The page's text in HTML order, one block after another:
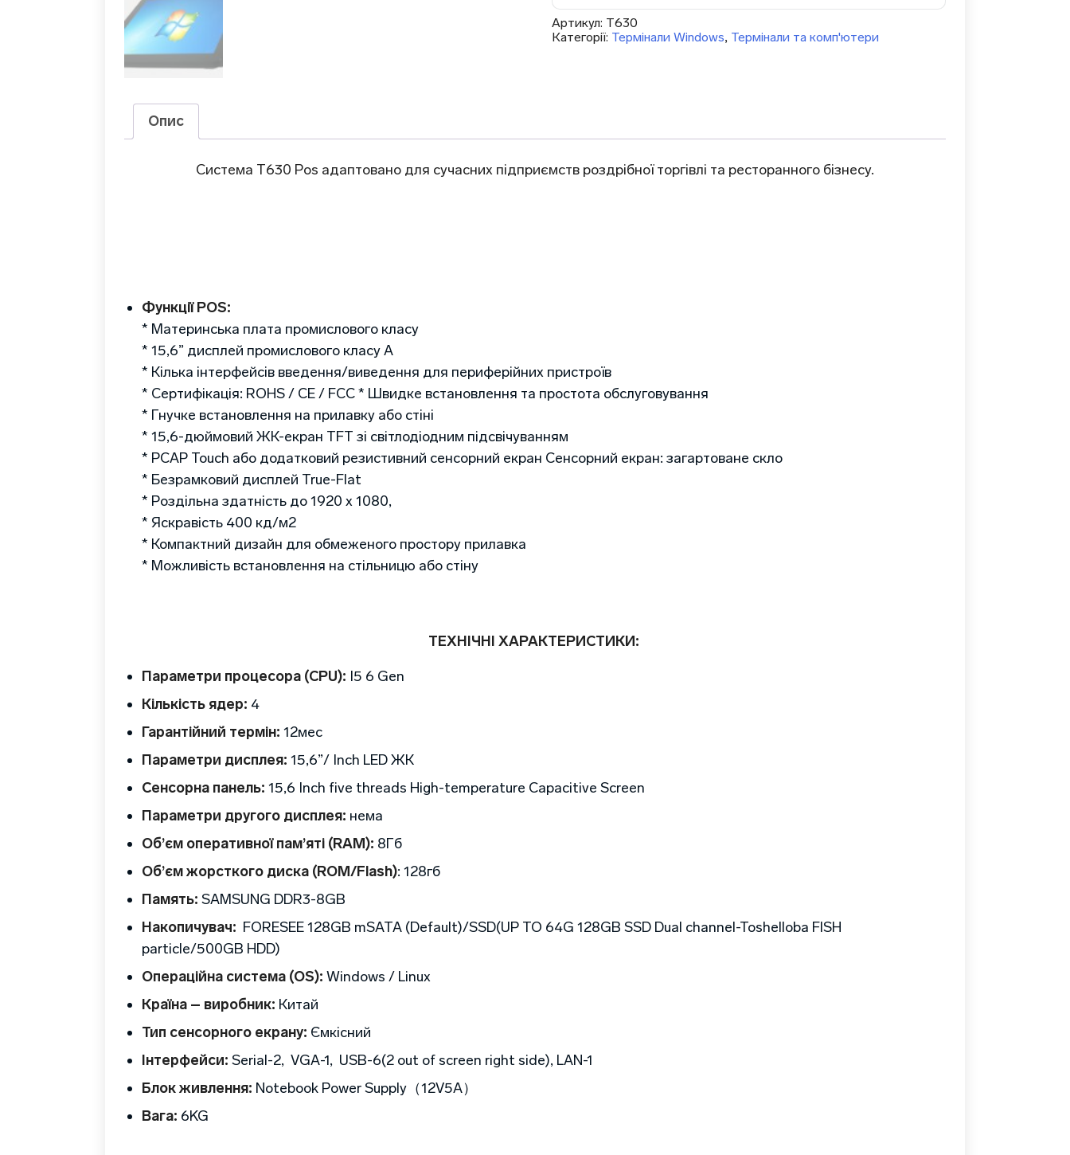
Артикул: T630
Категорії: Термінали Windows, Термінали та комп'ютери
Опис
Система T630 Pos адаптовано для сучасних підприємств роздрібної торгівлі та ресторанного бізнесу.
Функції POS:
* Материнська плата промислового класу
* 15,6” дисплей промислового класу A
* Кілька інтерфейсів введення/виведення для периферійних пристроїв
* Сертифікація: ROHS / CE / FCC * Швидке встановлення та простота обслуговування
* Гнучке встановлення на прилавку або стіні
* 15,6-дюймовий ЖК-екран TFT зі світлодіодним підсвічуванням
* PCAP Touch або додатковий резистивний сенсорний екран Сенсорний екран: загартоване скло
* Безрамковий дисплей True-Flat
* Роздільна здатність до 1920 x 1080,
* Яскравість 400 кд/м2
* Компактний дизайн для обмеженого простору прилавка
* Можливість встановлення на стільницю або стіну
ТЕХНІЧНІ ХАРАКТЕРИСТИКИ:
Параметри процесора (CPU): I5 6 Gen
Кількість ядер: 4
Гарантійний термін: 12мес
Параметри дисплея: 15,6”/ Inch LED ЖК
Сенсорна панель: 15,6 Inch five threads High-temperature Capacitive Screen
Параметри другого дисплея: нема
Об’єм оперативної пам’яті (RAM): 8Гб
Об’єм жорсткого диска (ROM/Flash): 128гб
Память: SAMSUNG DDR3-8GB
Накопичувач: FORESEE 128GB mSATA (Default)/SSD(UP TO 64G 128GB SSD Dual channel-Toshelloba FlSH
particle/500GB HDD)
Операційна система (OS): Windows / Linux
Країна – виробник: Китай
Тип сенсорного екрану: Ємкісний
Інтерфейси: Serial-2, VGA-1, USB-6(2 out of screen right side), LAN-1
Блок живлення: Notebook Power Supply（12V5A）
Вага: 6KG